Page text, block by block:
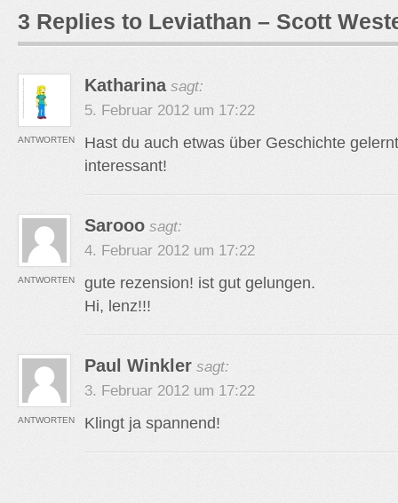
3 Replies to Leviathan – Scott
Katharina sagt:
5. Februar 2012 um 17:22
Hast du auch etwas über Geschichte
interessant!
ANTWORTEN
Sarooo sagt:
4. Februar 2012 um 17:22
gute rezension! ist gut gelungen.
Hi, lenz!!!
ANTWORTEN
Paul Winkler sagt:
3. Februar 2012 um 17:22
Klingt ja spannend!
ANTWORTEN